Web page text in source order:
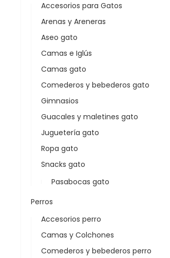
Accesorios para Gatos
Arenas y Areneras
Aseo gato
Camas e Iglús
Camas gato
Comederos y bebederos gato
Gimnasios
Guacales y maletines gato
Juguetería gato
Ropa gato
Snacks gato
Pasabocas gato
Perros
Accesorios perro
Camas y Colchones
Comederos y bebederos perro